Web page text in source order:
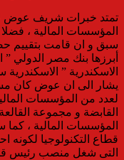
المؤسسات المالية ،
سبق و ان قامت بتقييم
أبرزها بنك مصر الدولي ”
الاسكندرية ”
يشار الى ان عوض كان
لعدد من المؤسسات
القابضة و مجموعة
المؤسسات المالية ،
قطاع التكنولوجيا لكونه
التى شغل منصب رئيس